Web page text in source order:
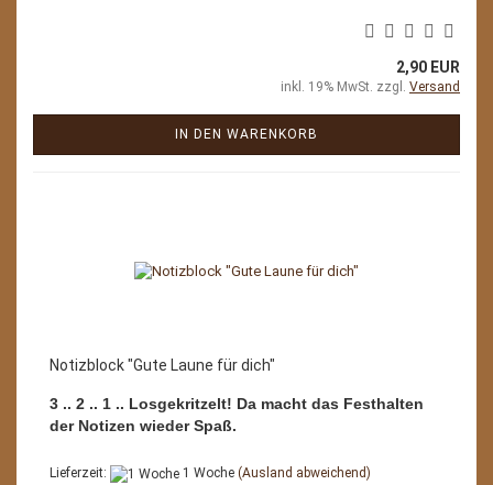
2,90 EUR
inkl. 19% MwSt. zzgl. Versand
IN DEN WARENKORB
Notizblock "Gute Laune für dich"
3 .. 2 .. 1 .. Losgekritzelt! Da macht das Festhalten
der Notizen wieder Spaß.
Lieferzeit: 1 Woche (Ausland abweichend)